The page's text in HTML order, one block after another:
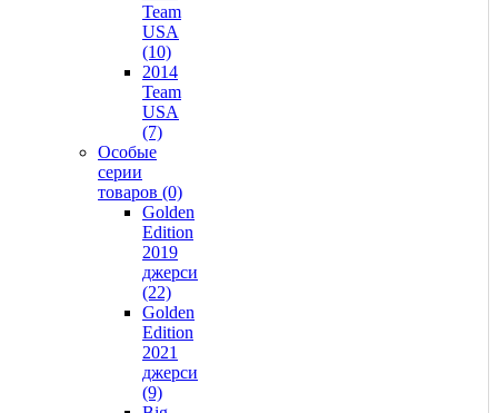
Team
USA
(10)
2014
Team
USA
(7)
Особые
серии
товаров (0)
Golden
Edition
2019
джерси
(22)
Golden
Edition
2021
джерси
(9)